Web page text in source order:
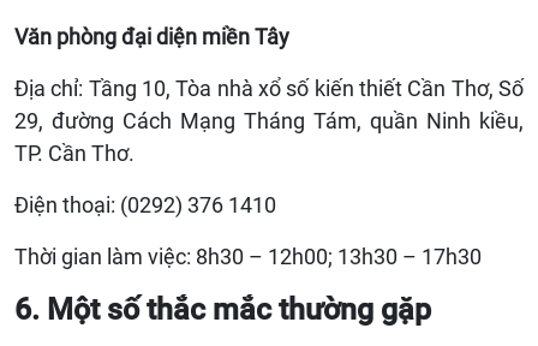
Văn phòng đại diện miền Tây
Địa chỉ: Tầng 10, Tòa nhà xổ số kiến thiết Cần Thơ, Số
29, đường Cách Mạng Tháng Tám, quần Ninh kiều,
TP. Cần Thơ.
Điện thoại: (0292) 376 1410
Thời gian làm việc: 8h30 – 12h00; 13h30 – 17h30
6. Một số thắc mắc thường gặp